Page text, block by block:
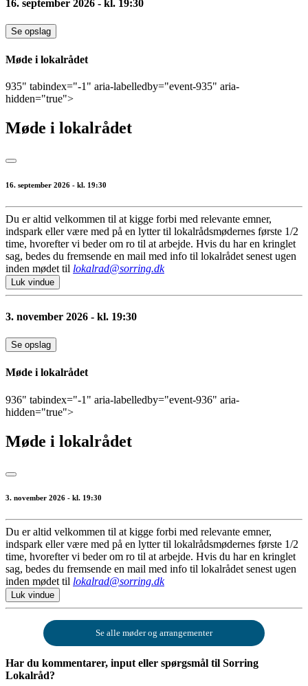
16. september 2026 - kl. 19:30
Se opslag
Møde i lokalrådet
935" tabindex="-1" aria-labelledby="event-935" aria-
hidden="true">
Møde i lokalrådet
16. september 2026 - kl. 19:30
Du er altid velkommen til at kigge forbi med relevante emner,
indspark eller være med på en lytter til lokalrådsmødernes første 1/2
time, hvorefter vi beder om ro til at arbejde. Hvis du har en kringlet
sag, bedes du fremsende en mail med info til lokalrådet senest ugen
inden mødet til lokalrad@sorring.dk
Luk vindue
3. november 2026 - kl. 19:30
Se opslag
Møde i lokalrådet
936" tabindex="-1" aria-labelledby="event-936" aria-
hidden="true">
Møde i lokalrådet
3. november 2026 - kl. 19:30
Du er altid velkommen til at kigge forbi med relevante emner,
indspark eller være med på en lytter til lokalrådsmødernes første 1/2
time, hvorefter vi beder om ro til at arbejde. Hvis du har en kringlet
sag, bedes du fremsende en mail med info til lokalrådet senest ugen
inden mødet til lokalrad@sorring.dk
Luk vindue
Se alle møder og arrangementer
Har du kommentarer, input eller spørgsmål til Sorring
Lokalråd?